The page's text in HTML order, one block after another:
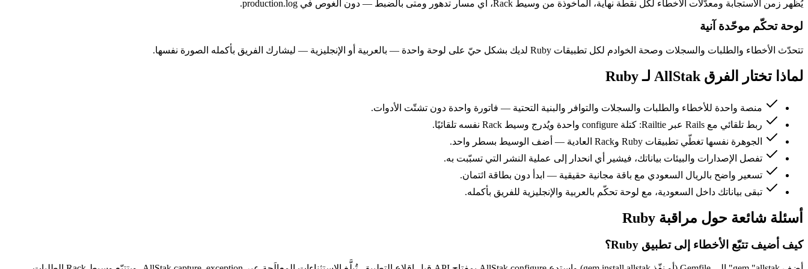
يُظهر زمن الاستجابة ومعدّلات الأخطاء لكل نقطة نهاية، المأخوذة من وسيط Rack، أي مسار تدهور ومتى بالضبط — دون الغوص في production.log.
لوحة تحكّم موحّدة آنية
تتحدّث الأخطاء والطلبات والسجلات وصحة الخوادم لكل تطبيقات Ruby لديك بشكل حيّ على لوحة واحدة — بالعربية أو الإنجليزية — ليشارك الفريق بأكمله الصورة نفسها.
لماذا تختار الفرق AllStak لـ Ruby
منصة واحدة للأخطاء والطلبات والسجلات والتوافر والبنية التحتية — فاتورة واحدة دون تشتّت الأدوات.
ربط تلقائي مع Rails عبر Railtie: كتلة configure واحدة ويُدرج وسيط Rack نفسه تلقائيًا.
الجوهرة نفسها تغطّي تطبيقات Ruby وRack العادية — أضف الوسيط بسطر واحد.
تفصل الإصدارات والبيئات بياناتك، فيشير أي انحدار إلى عملية النشر التي تسبّبت به.
تسعير واضح بالريال السعودي مع باقة مجانية حقيقية — ابدأ دون بطاقة ائتمان.
تبقى بياناتك داخل السعودية، مع لوحة تحكّم بالعربية والإنجليزية للفريق بأكمله.
أسئلة شائعة حول مراقبة Ruby
كيف أضيف تتبّع الأخطاء إلى تطبيق Ruby؟